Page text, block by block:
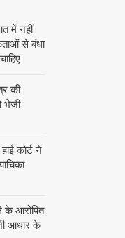
में नहीं
से बंधा
की
भेजी
कोर्ट ने
आरोपित
आधार के